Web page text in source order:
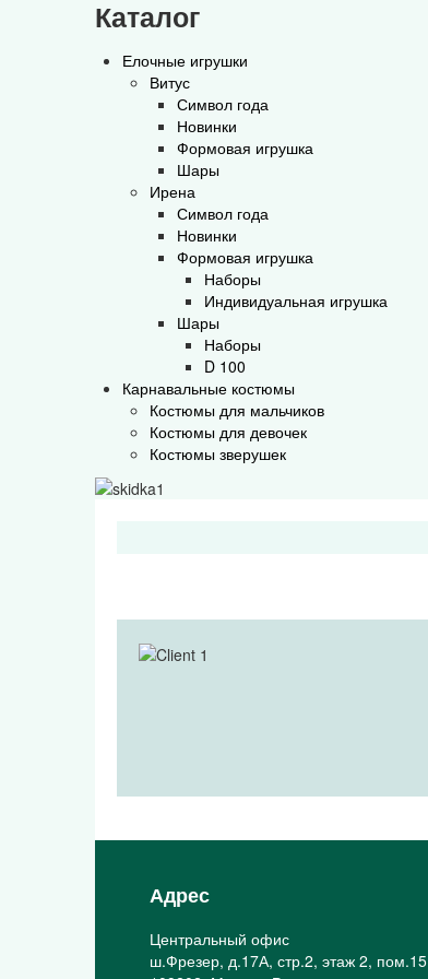
Каталог
Елочные игрушки
Витус
Символ года
Новинки
Формовая игрушка
Шары
Ирена
Символ года
Новинки
Формовая игрушка
Наборы
Индивидуальная игрушка
Шары
Наборы
D 100
Карнавальные костюмы
Костюмы для мальчиков
Костюмы для девочек
Костюмы зверушек
Адрес
Центральный офис
ш.Фрезер, д.17А, стр.2, этаж 2, пом.15